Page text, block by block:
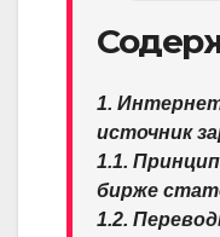
1.
источник
1.1.
бирже
1.2.